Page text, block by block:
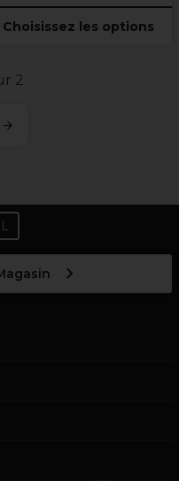
Choisissez les options
2